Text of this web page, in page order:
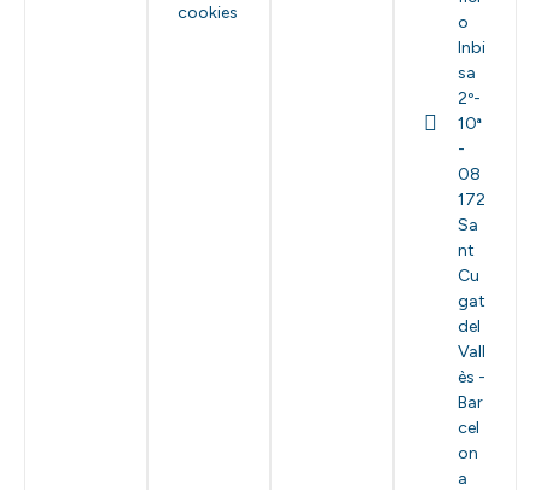
cookies
o
Inbi
sa
2º-
10ª
-
08
172
Sa
nt
Cu
gat
del
Vall
ès -
Bar
cel
on
a